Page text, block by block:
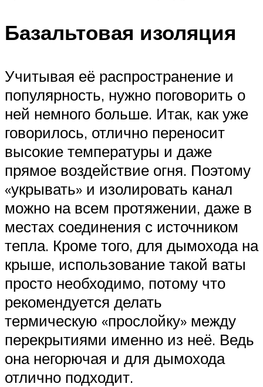
Базальтовая изоляция
Учитывая её распространение и
популярность, нужно поговорить о
ней немного больше. Итак, как уже
говорилось, отлично переносит
высокие температуры и даже
прямое воздействие огня. Поэтому
«укрывать» и изолировать канал
можно на всем протяжении, даже в
местах соединения с источником
тепла. Кроме того, для дымохода на
крыше, использование такой ваты
просто необходимо, потому что
рекомендуется делать
термическую «прослойку» между
перекрытиями именно из неё. Ведь
она негорючая и для дымохода
отлично подходит.